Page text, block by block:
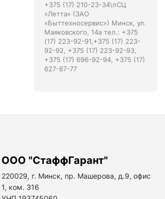
+375 (17) 210-23-34\nСЦ
«Летта» (ЗАО
«Быттехносервис») Минск, ул.
Маяковского, 14а тел.: +375
(17) 223-92-91,+375 (17) 223-
92-92, +375 (17) 223-92-93,
+375 (17) 696-92-94, +375 (17)
627-87-77
ООО "СтаффГарант"
220029, г. Минск, пр. Машерова, д.9, офис
1, ком. 316